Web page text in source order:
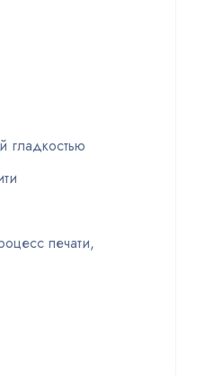
гладкостью
печати,